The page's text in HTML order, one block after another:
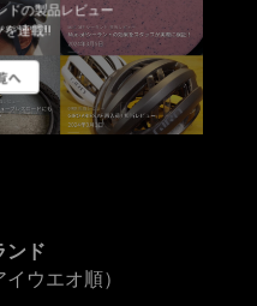
ドの製品レビュー
を連載!!
へ
ンド
ウエオ順）